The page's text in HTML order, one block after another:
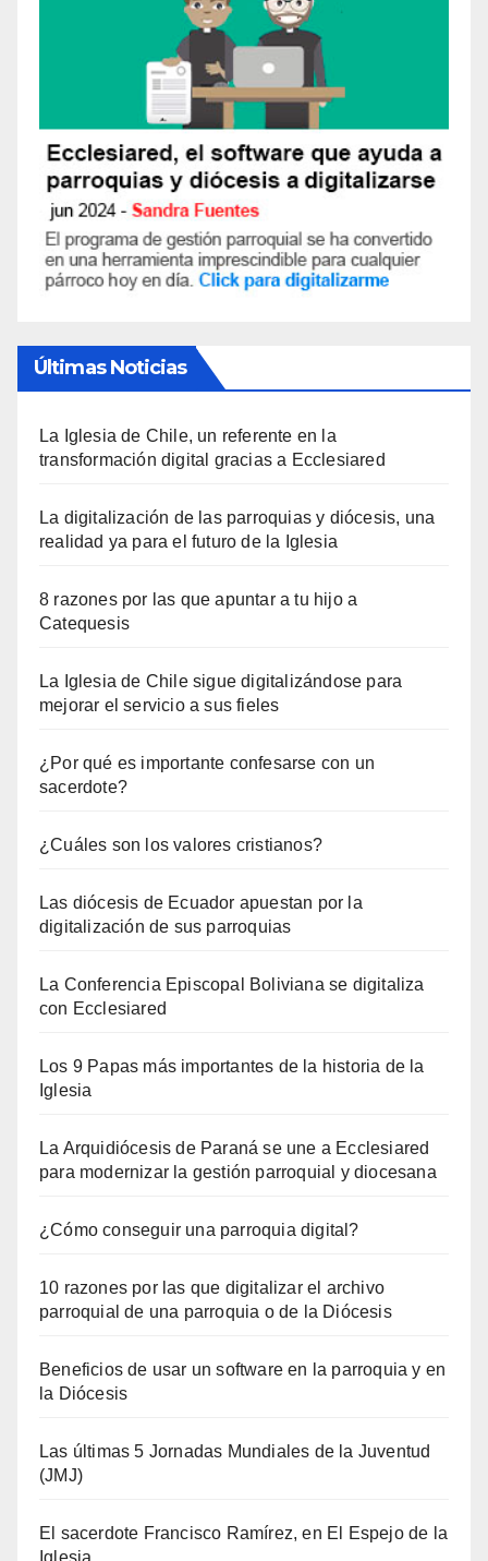
Últimas Noticias
La Iglesia de Chile, un referente en la
transformación digital gracias a Ecclesiared
La digitalización de las parroquias y diócesis, una
realidad ya para el futuro de la Iglesia
8 razones por las que apuntar a tu hijo a
Catequesis
La Iglesia de Chile sigue digitalizándose para
mejorar el servicio a sus fieles
¿Por qué es importante confesarse con un
sacerdote?
¿Cuáles son los valores cristianos?
Las diócesis de Ecuador apuestan por la
digitalización de sus parroquias
La Conferencia Episcopal Boliviana se digitaliza
con Ecclesiared
Los 9 Papas más importantes de la historia de la
Iglesia
La Arquidiócesis de Paraná se une a Ecclesiared
para modernizar la gestión parroquial y diocesana
¿Cómo conseguir una parroquia digital?
10 razones por las que digitalizar el archivo
parroquial de una parroquia o de la Diócesis
Beneficios de usar un software en la parroquia y en
la Diócesis
Las últimas 5 Jornadas Mundiales de la Juventud
(JMJ)
El sacerdote Francisco Ramírez, en El Espejo de la